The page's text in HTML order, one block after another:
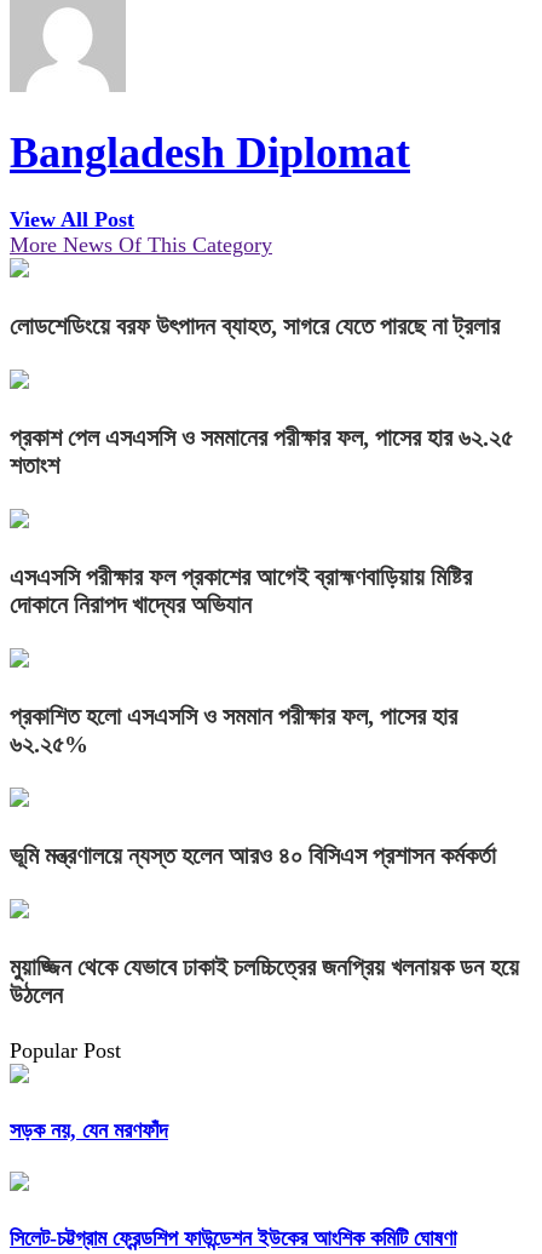
Bangladesh Diplomat
View All Post
More News Of This Category
লোডশেডিংয়ে বরফ উৎপাদন ব্যাহত, সাগরে যেতে পারছে না ট্রলার
প্রকাশ পেল এসএসসি ও সমমানের পরীক্ষার ফল, পাসের হার ৬২.২৫
শতাংশ
এসএসসি পরীক্ষার ফল প্রকাশের আগেই ব্রাহ্মণবাড়িয়ায় মিষ্টির
দোকানে নিরাপদ খাদ্যের অভিযান
প্রকাশিত হলো এসএসসি ও সমমান পরীক্ষার ফল, পাসের হার
৬২.২৫%
ভূমি মন্ত্রণালয়ে ন্যস্ত হলেন আরও ৪০ বিসিএস প্রশাসন কর্মকর্তা
মুয়াজ্জিন থেকে যেভাবে ঢাকাই চলচ্চিত্রের জনপ্রিয় খলনায়ক ডন হয়ে
উঠলেন
Popular Post
সড়ক নয়, যেন মরণফাঁদ
সিলেট-চট্টগ্রাম ফ্রেন্ডশিপ ফাউন্ডেশন ইউকের আংশিক কমিটি ঘোষণা